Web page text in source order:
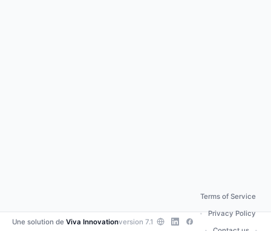
Une solution de Viva Innovationversion 7.1
Terms of Service
• Privacy Policy